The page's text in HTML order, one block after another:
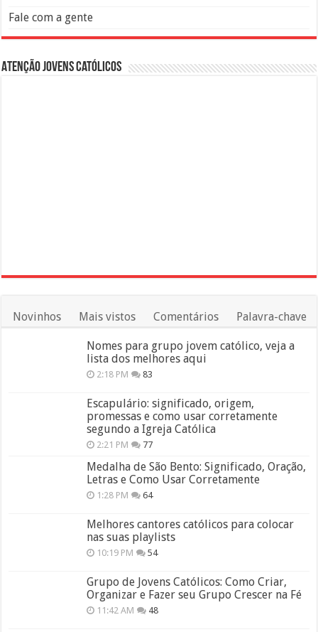
Fale com a gente
Atenção Jovens Católicos
Novinhos Mais vistos Comentários Palavra-chave
Nomes para grupo jovem católico, veja a
lista dos melhores aqui
2:18 PM 83
Escapulário: significado, origem,
promessas e como usar corretamente
segundo a Igreja Católica
2:21 PM 77
Medalha de São Bento: Significado, Oração,
Letras e Como Usar Corretamente
1:28 PM 64
Melhores cantores católicos para colocar
nas suas playlists
10:19 PM 54
Grupo de Jovens Católicos: Como Criar,
Organizar e Fazer seu Grupo Crescer na Fé
11:42 AM 48